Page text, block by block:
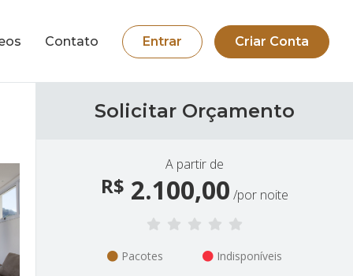
Contato Entrar Criar Conta
Solicitar Orçamento
A partir de
R$ 2.100,00 /por noite
Pacotes Indisponíveis